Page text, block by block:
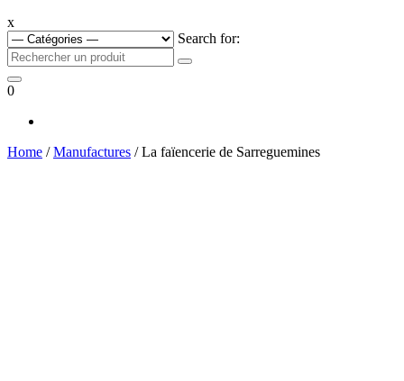
x
Search for:
0
Home /Manufactures / La faïencerie de Sarreguemines